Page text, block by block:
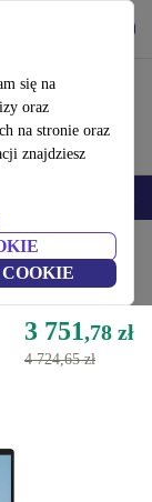
się na
oraz
na stronie oraz
znajdziesz
3 751,78 zł
4 724,65 zł